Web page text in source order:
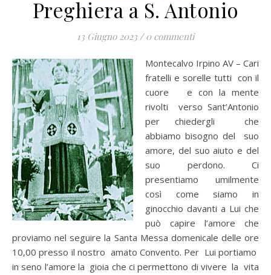
Preghiera a S. Antonio
13 Giugno 2023 / 0 commenti
Montecalvo Irpino AV – Cari
fratelli e sorelle tutti con il
cuore e con la mente
rivolti verso Sant’Antonio
per chiedergli che
abbiamo bisogno del suo
amore, del suo aiuto e del
suo perdono. Ci
presentiamo umilmente
così come siamo in
ginocchio davanti a Lui che
può capire l’amore che
proviamo nel seguire la Santa Messa domenicale delle ore
10,00 presso il nostro amato Convento. Per Lui portiamo
in seno l’amore la gioia che ci permettono di vivere la vita